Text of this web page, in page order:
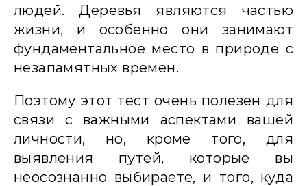
людей. Деревья являются частью
жизни, и особенно они занимают
фундаментальное место в природе с
незапамятных времен.
Поэтому этот тест очень полезен для
связи с важными аспектами вашей
личности, но, кроме того, для
выявления путей, которые вы
неосознанно выбираете, и того, куда